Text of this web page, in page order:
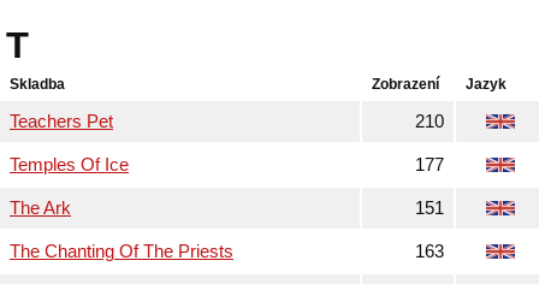
T
Skladba Zobrazení Jazyk
Teachers Pet 210
Temples Of Ice 177
The Ark 151
The Chanting Of The Priests 163